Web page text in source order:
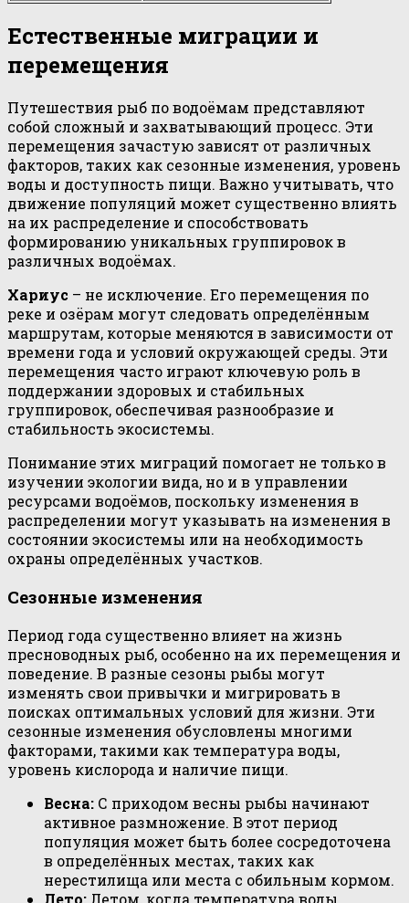
Естественные миграции и
перемещения
Путешествия рыб по водоёмам представляют
собой сложный и захватывающий процесс. Эти
перемещения зачастую зависят от различных
факторов, таких как сезонные изменения, уровень
воды и доступность пищи. Важно учитывать, что
движение популяций может существенно влиять
на их распределение и способствовать
формированию уникальных группировок в
различных водоёмах.
Хариус – не исключение. Его перемещения по
реке и озёрам могут следовать определённым
маршрутам, которые меняются в зависимости от
времени года и условий окружающей среды. Эти
перемещения часто играют ключевую роль в
поддержании здоровых и стабильных
группировок, обеспечивая разнообразие и
стабильность экосистемы.
Понимание этих миграций помогает не только в
изучении экологии вида, но и в управлении
ресурсами водоёмов, поскольку изменения в
распределении могут указывать на изменения в
состоянии экосистемы или на необходимость
охраны определённых участков.
Сезонные изменения
Период года существенно влияет на жизнь
пресноводных рыб, особенно на их перемещения и
поведение. В разные сезоны рыбы могут
изменять свои привычки и мигрировать в
поисках оптимальных условий для жизни. Эти
сезонные изменения обусловлены многими
факторами, такими как температура воды,
уровень кислорода и наличие пищи.
Весна: С приходом весны рыбы начинают
активное размножение. В этот период
популяция может быть более сосредоточена
в определённых местах, таких как
нерестилища или места с обильным кормом.
Лето: Летом, когда температура воды